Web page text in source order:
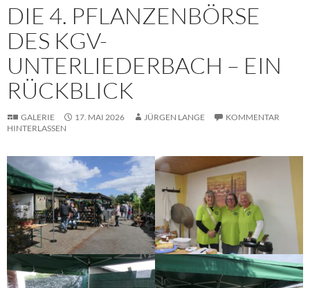
DIE 4. PFLANZENBÖRSE
DES KGV-
UNTERLIEDERBACH – EIN
RÜCKBLICK
GALERIE 17. MAI 2026 JÜRGEN LANGE
KOMMENTAR
HINTERLASSEN